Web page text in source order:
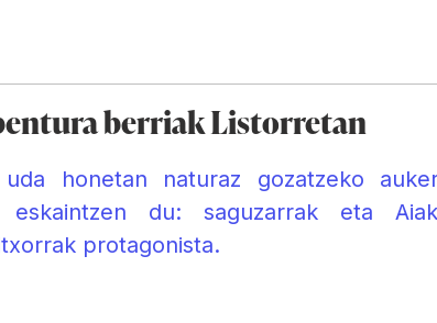
berriak Listorretan
uda honetan naturaz gozatzeko
eskaintzen du: saguzarrak eta
protagonista.